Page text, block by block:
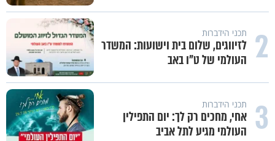
2 תכני הידברות
לזיווגים, שלום בית וישועות: המשדר
העולמי של ט"ו באב
3 תכני הידברות
אחי, מחכים רק לך: יום התפילין
העולמי מגיע לתל אביב